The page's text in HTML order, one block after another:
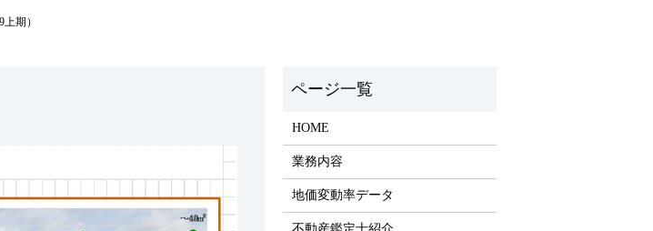
期）
HOME
業務内容
地価変動率データ